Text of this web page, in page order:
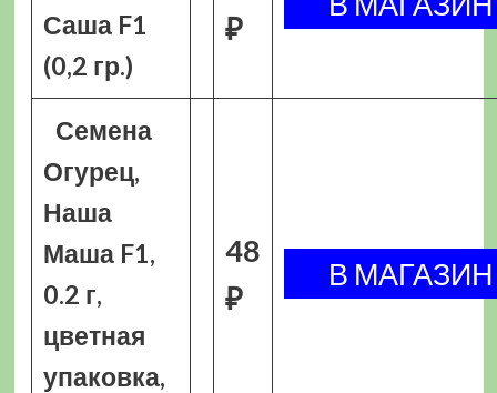
Саша F1
(0,2 гр.)
₽
Семена
Огурец,
Наша
Маша F1,
0.2 г,
цветная
упаковка,
48
₽